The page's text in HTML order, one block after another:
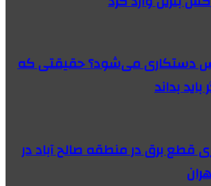
دستکاری می‌شود؟ حقیقتی که
بداند
قطع برق در منطقه صالح آباد در